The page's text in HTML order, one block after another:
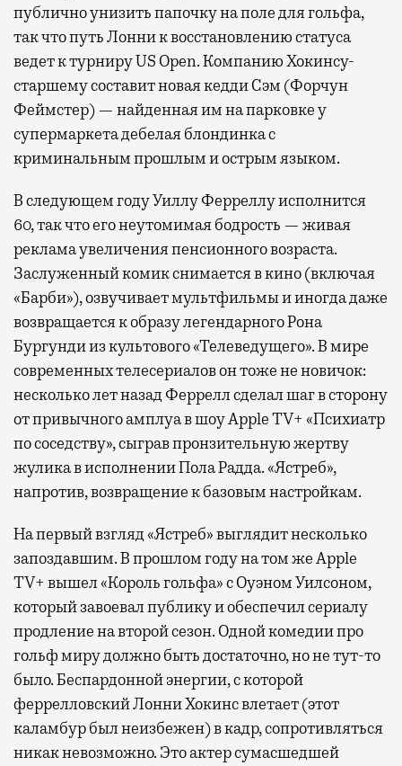
публично унизить папочку на поле для гольфа,
так что путь Лонни к восстановлению статуса
ведет к турниру US Open. Компанию Хокинсу-
старшему составит новая кедди Сэм (Форчун
Феймстер) — найденная им на парковке у
супермаркета дебелая блондинка с
криминальным прошлым и острым языком.
В следующем году Уиллу Ферреллу исполнится
60, так что его неутомимая бодрость — живая
реклама увеличения пенсионного возраста.
Заслуженный комик снимается в кино (включая
«Барби»), озвучивает мультфильмы и иногда даже
возвращается к образу легендарного Рона
Бургунди из культового «Телеведущего». В мире
современных телесериалов он тоже не новичок:
несколько лет назад Феррелл сделал шаг в сторону
от привычного амплуа в шоу Apple TV+ «Психиатр
по соседству», сыграв пронзительную жертву
жулика в исполнении Пола Радда. «Ястреб»,
напротив, возвращение к базовым настройкам.
На первый взгляд «Ястреб» выглядит несколько
запоздавшим. В прошлом году на том же Apple
TV+ вышел «Король гольфа» с Оуэном Уилсоном,
который завоевал публику и обеспечил сериалу
продление на второй сезон. Одной комедии про
гольф миру должно быть достаточно, но не тут-то
было. Беспардонной энергии, с которой
феррелловский Лонни Хокинс влетает (этот
каламбур был неизбежен) в кадр, сопротивляться
никак невозможно. Это актер сумасшедшей